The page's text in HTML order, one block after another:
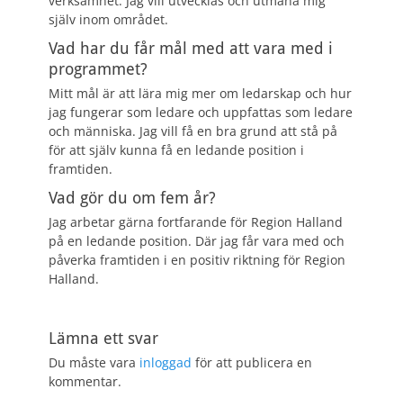
själv inom området.
Vad har du får mål med att vara med i
programmet?
Mitt mål är att lära mig mer om ledarskap och hur
jag fungerar som ledare och uppfattas som ledare
och människa. Jag vill få en bra grund att stå på
för att själv kunna få en ledande position i
framtiden.
Vad gör du om fem år?
Jag arbetar gärna fortfarande för Region Halland
på en ledande position. Där jag får vara med och
påverka framtiden i en positiv riktning för Region
Halland.
Lämna ett svar
Du måste vara inloggad för att publicera en
kommentar.